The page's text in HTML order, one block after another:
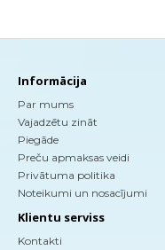
Informācija
Par mums
Vajadzētu zināt
Piegāde
Preču apmaksas veidi
Privātuma politika
Noteikumi un nosacījumi
Klientu serviss
Kontakti